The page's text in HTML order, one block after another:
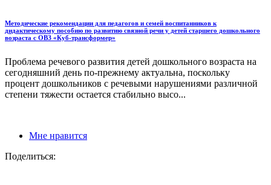
Методические рекомендации для педагогов и семей воспитанников к
дидактическому пособию по развитию связной речи у детей старшего дошкольного
возраста с ОВЗ «Куб-трансформер»
Проблема речевого развития детей дошкольного возраста на
сегодняшний день по-прежнему актуальна, поскольку
процент дошкольников с речевыми нарушениями различной
степени тяжести остается стабильно высо...
Мне нравится
Поделиться: